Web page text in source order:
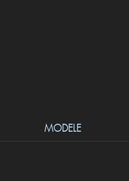
MODELE